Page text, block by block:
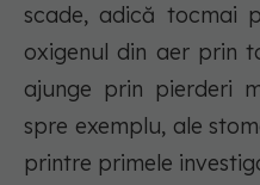
scade, adică tocmai
oxigenul din aer prin
ajunge prin pierderi
spre exemplu, ale
printre primele